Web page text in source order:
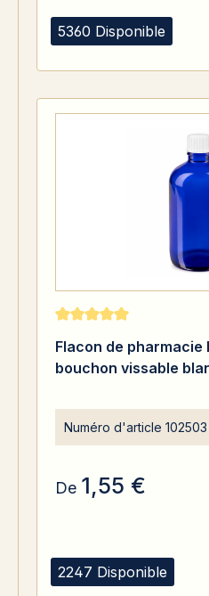
5360 Disponible
2247 Disponible
Note moyenne de 5
Flacon de pharmacie
bouchon vissable
Numéro d'article 102503
De 1,55 €